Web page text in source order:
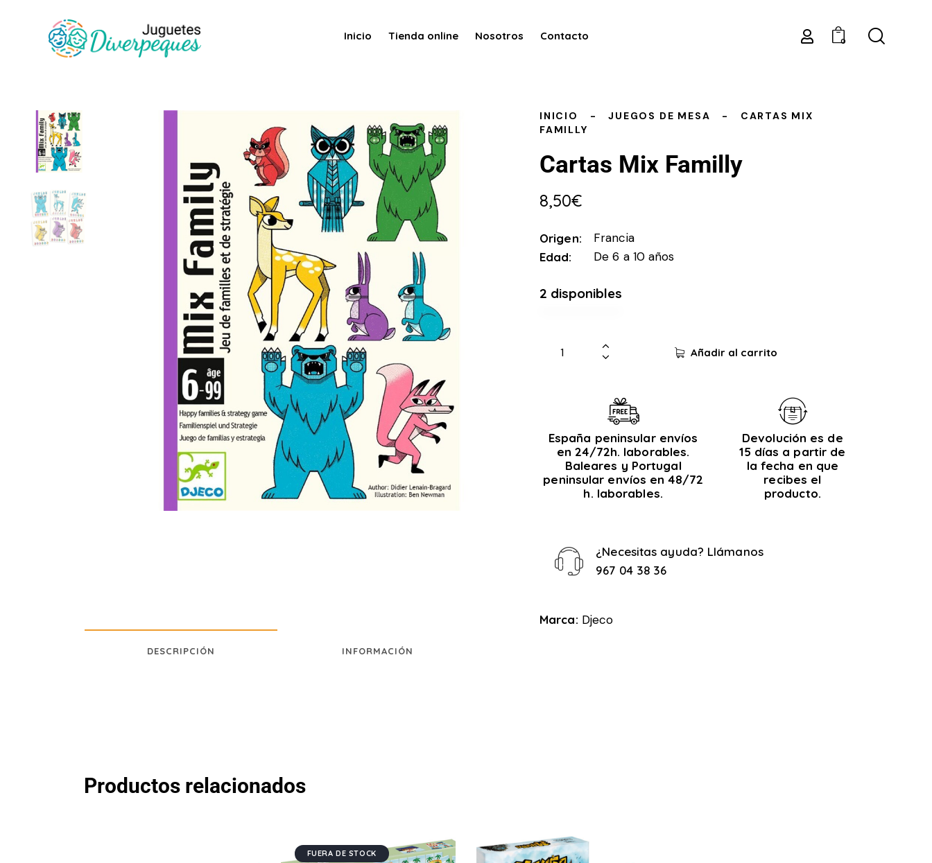
Inicio Tienda online Nosotros Contacto 0
INICIO JUEGOS DE MESA
CARTAS MIX
FAMILLY
Cartas Mix Familly
8,50€
Origen Francia
Edad De 6 a 10 años
2 disponibles
Añadir al carrito
España peninsular envíos
en 24/72h. laborables.
Baleares y Portugal
peninsular envíos en 48/72
h. laborables.
Devolución es de
15 días a partir de
la fecha en que
recibes el
producto.
¿Necesitas ayuda? Llámanos
967 04 38 36
Marca: Djeco
DESCRIPCIÓN INFORMACIÓN
Productos relacionados
FUERA DE STOCK